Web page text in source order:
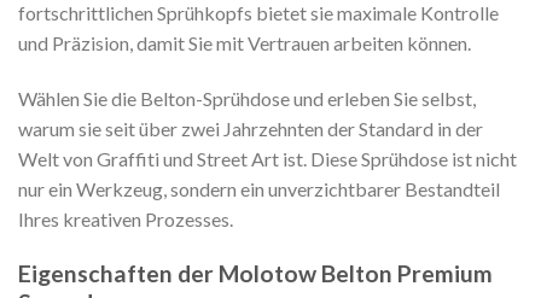
fortschrittlichen Sprühkopfs bietet sie maximale Kontrolle
und Präzision, damit Sie mit Vertrauen arbeiten können.
Wählen Sie die Belton-Sprühdose und erleben Sie selbst,
warum sie seit über zwei Jahrzehnten der Standard in der
Welt von Graffiti und Street Art ist. Diese Sprühdose ist nicht
nur ein Werkzeug, sondern ein unverzichtbarer Bestandteil
Ihres kreativen Prozesses.
Eigenschaften der Molotow Belton Premium